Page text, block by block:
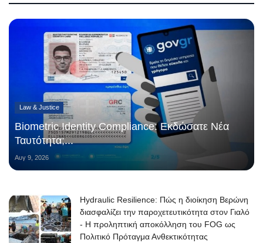
Law & Justice
Biometric Identity Compliance: Εκδώσατε Νέα
Ταυτότητα;...
Αυγ 9, 2026
Hydraulic Resilience: Πώς η διοίκηση Βερώνη
διασφαλίζει την παροχετευτικότητα στον Γιαλό
- Η προληπτική αποκόλληση του FOG ως
Πολιτικό Πρόταγμα Ανθεκτικότητας